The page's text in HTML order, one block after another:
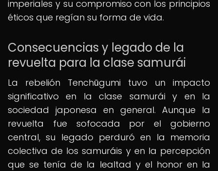
imperiales y su compromiso con los principios
éticos que regían su forma de vida.
Consecuencias y legado de la
revuelta para la clase samurái
La rebelión Tenchūgumi tuvo un impacto
significativo en la clase samurái y en la
sociedad japonesa en general. Aunque la
revuelta fue sofocada por el gobierno
central, su legado perduró en la memoria
colectiva de los samuráis y en la percepción
que se tenía de la lealtad y el honor en la